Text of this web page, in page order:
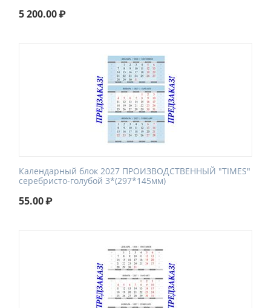
5 200.00₽
Календарный блок 2027 ПРОИЗВОДСТВЕННЫЙ "TIMES"
серебристо-голубой 3*(297*145мм)
55.00₽